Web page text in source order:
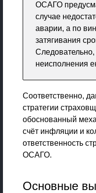
ОСАГО
случае
аварии, а по
затягивания
Следовательно,
неисполнения
Соответственно,
стратегии
обоснованный
счёт инфляции и
ответственность
ОСАГО.
Основные